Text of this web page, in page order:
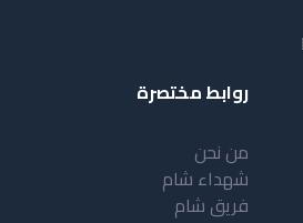
روابط مختصرة
من نحن
شهداء شام
فريق شام